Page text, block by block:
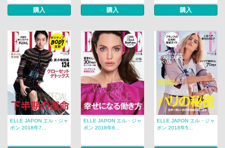
購入 購入 購入
ELLE JAPON エル・ジャ
ポン 2018年7...
ELLE JAPON エル・ジャ
ポン 2018年6...
ELLE JAPON エル・ジャ
ポン 2018年5...